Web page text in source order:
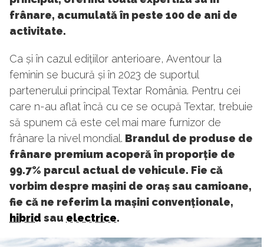
frânare, acumulată în peste 100 de ani de
activitate.
Ca și în cazul edițiilor anterioare, Aventour la
feminin se bucură și în 2023 de suportul
partenerului principal Textar România. Pentru cei
care n-au aflat încă cu ce se ocupă Textar, trebuie
să spunem că este cel mai mare furnizor de
frânare la nivel mondial. Brandul de produse de
frânare premium acoperă în proporție de
99.7% parcul actual de vehicule. Fie că
vorbim despre mașini de oraș sau camioane,
fie că ne referim la mașini convenționale,
hibrid sau electrice.